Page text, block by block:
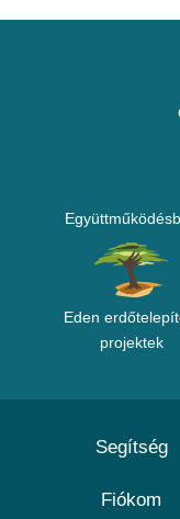
Eden
projektek
Segítség
Fiókom